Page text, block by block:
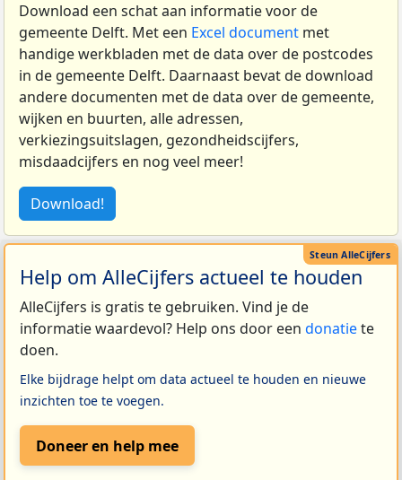
Download een schat aan informatie voor de
gemeente Delft. Met een Excel document met
handige werkbladen met de data over de postcodes
in de gemeente Delft. Daarnaast bevat de download
andere documenten met de data over de gemeente,
wijken en buurten, alle adressen,
verkiezingsuitslagen, gezondheidscijfers,
misdaadcijfers en nog veel meer!
Download!
Help om AlleCijfers actueel te houden
AlleCijfers is gratis te gebruiken. Vind je de
informatie waardevol? Help ons door een donatiete
doen.
Elke bijdrage helpt om data actueel te houden en nieuwe
inzichten toe te voegen.
Doneer en help mee